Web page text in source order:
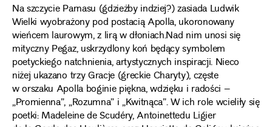
Na szczycie Parnasu (gdzieżby indziej?) zasiada Ludwik
Wielki wyobrażony pod postacią Apolla, ukoronowany
wieńcem laurowym, z lirą w dłoniach.Nad nim unosi się
mityczny Pegaz, uskrzydlony koń będący symbolem
poetyckiego natchnienia, artystycznych inspiracji. Nieco
niżej ukazano trzy Gracje (greckie Charyty), częste
w orszaku Apolla boginie piękna, wdzięku i radości –
„Promienna”, „Rozumna” i „Kwitnąca”. W ich role wcieliły się
poetki: Madeleine de Scudéry, Antoinettedu Ligier